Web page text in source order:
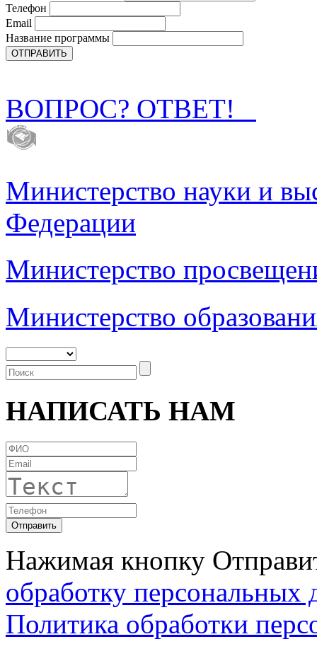
Телефон
Email
Название программы
ВОПРОС? ОТВЕТ!
Министерство науки и
Федерации
Министерство
Министерство
НАПИСАТЬ НАМ
Нажимая кнопку
обработку персональных
Политика обработки